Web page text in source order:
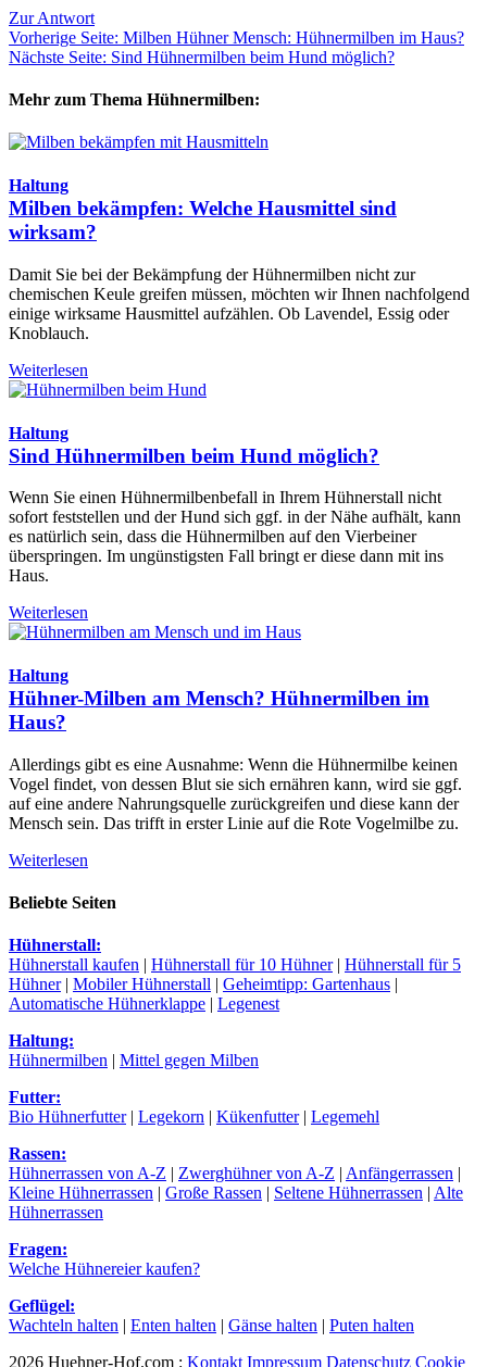
Zur Antwort
Vorherige Seite: Milben Hühner Mensch: Hühnermilben im Haus?
Nächste Seite: Sind Hühnermilben beim Hund möglich?
Mehr zum Thema Hühnermilben:
Haltung
Milben bekämpfen: Welche Hausmittel sind
wirksam?
Damit Sie bei der Bekämpfung der Hühnermilben nicht zur
chemischen Keule greifen müssen, möchten wir Ihnen nachfolgend
einige wirksame Hausmittel aufzählen. Ob Lavendel, Essig oder
Knoblauch.
Weiterlesen
Haltung
Sind Hühnermilben beim Hund möglich?
Wenn Sie einen Hühnermilbenbefall in Ihrem Hühnerstall nicht
sofort feststellen und der Hund sich ggf. in der Nähe aufhält, kann
es natürlich sein, dass die Hühnermilben auf den Vierbeiner
überspringen. Im ungünstigsten Fall bringt er diese dann mit ins
Haus.
Weiterlesen
Haltung
Hühner-Milben am Mensch? Hühnermilben im
Haus?
Allerdings gibt es eine Ausnahme: Wenn die Hühnermilbe keinen
Vogel findet, von dessen Blut sie sich ernähren kann, wird sie ggf.
auf eine andere Nahrungsquelle zurückgreifen und diese kann der
Mensch sein. Das trifft in erster Linie auf die Rote Vogelmilbe zu.
Weiterlesen
Beliebte Seiten
Hühnerstall:
Hühnerstall kaufen | Hühnerstall für 10 Hühner| Hühnerstall für 5
Hühner| Mobiler Hühnerstall | Geheimtipp: Gartenhaus |
Automatische Hühnerklappe | Legenest
Haltung:
Hühnermilben | Mittel gegen Milben
Futter:
Bio Hühnerfutter| Legekorn | Kükenfutter| Legemehl
Rassen:
Hühnerrassen von A-Z | Zwerghühner von A-Z | Anfängerrassen |
Kleine Hühnerrassen | Große Rassen | Seltene Hühnerrassen | Alte
Hühnerrassen
Fragen:
Welche Hühnereier kaufen?
Geflügel:
Wachteln halten | Enten halten | Gänse halten | Puten halten
2026 Huehner-Hof.com : Kontakt Impressum Datenschutz Cookie